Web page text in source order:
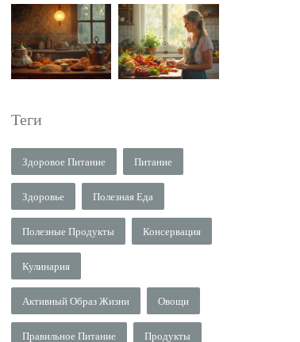
Теги
Здоровое Питание Питание
Здоровье Полезная Еда
Полезные Продукты Консервация
Кулинария
Активный Образ Жизни Овощи
Правильное Питание Продукты